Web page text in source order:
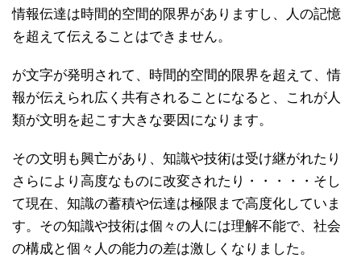
情報伝達は時間的空間的限界がありますし、人の記憶
を超えて伝えることはできません。
が文字が発明されて、時間的空間的限界を超えて、情
報が伝えられ広く共有されることになると、これが人
類が文明を起こす大きな要因になります。
その文明も興亡があり、知識や技術は受け継がれたり
さらにより高度なものに改変されたり・・・・・そし
て現在、知識の蓄積や伝達は極限まで高度化していま
す。その知識や技術は個々の人には理解不能で、社会
の構成と個々人の能力の差は激しくなりました。